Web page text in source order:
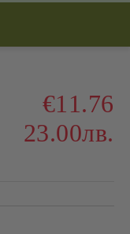
€11.76
23.00лв.